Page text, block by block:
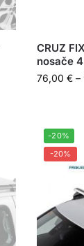
CRUZ
nosače
76,00 € –
-20%
-20%